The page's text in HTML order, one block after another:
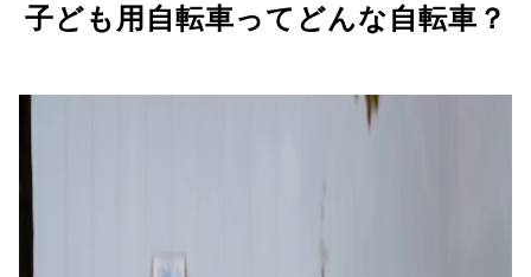
子ども用自転車ってどんな自転車？